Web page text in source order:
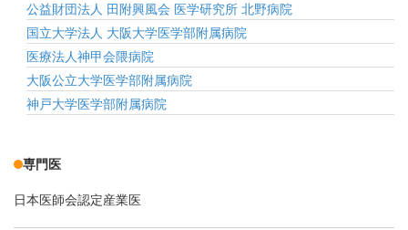
公益財団法人 田附興風会 医学研究所 北野病院
国立大学法人 大阪大学医学部附属病院
医療法人神甲会隈病院
大阪公立大学医学部附属病院
神戸大学医学部附属病院
専門医
日本医師会認定産業医